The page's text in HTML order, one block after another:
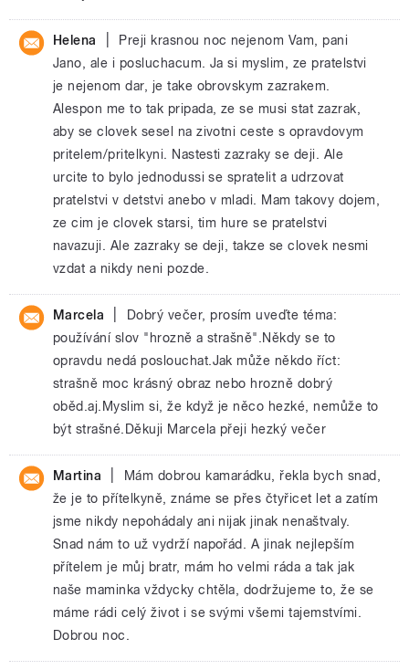
Helena
Preji krasnou noc nejenom Vam, pani
Jano, ale i posluchacum. Ja si myslim, ze pratelstvi
je nejenom dar, je take obrovskym zazrakem.
Alespon me to tak pripada, ze se musi stat zazrak,
aby se clovek sesel na zivotni ceste s opravdovym
pritelem/pritelkyni. Nastesti zazraky se deji. Ale
urcite to bylo jednodussi se spratelit a udrzovat
pratelstvi v detstvi anebo v mladi. Mam takovy dojem,
ze cim je clovek starsi, tim hure se pratelstvi
navazuji. Ale zazraky se deji, takze se clovek nesmi
vzdat a nikdy neni pozde.
Marcela
Dobrý večer, prosím uveďte téma:
používání slov "hrozně a strašně".Někdy se to
opravdu nedá poslouchat.Jak může někdo říct:
strašně moc krásný obraz nebo hrozně dobrý
oběd.aj.Myslim si, že když je něco hezké, nemůže to
být strašné.Děkuji Marcela přeji hezký večer
Martina
Mám dobrou kamarádku, řekla bych snad,
že je to přítelkyně, známe se přes čtyřicet let a zatím
jsme nikdy nepohádaly ani nijak jinak nenaštvaly.
Snad nám to už vydrží napořád. A jinak nejlepším
přítelem je můj bratr, mám ho velmi ráda a tak jak
naše maminka vždycky chtěla, dodržujeme to, že se
máme rádi celý život i se svými všemi tajemstvími.
Dobrou noc.